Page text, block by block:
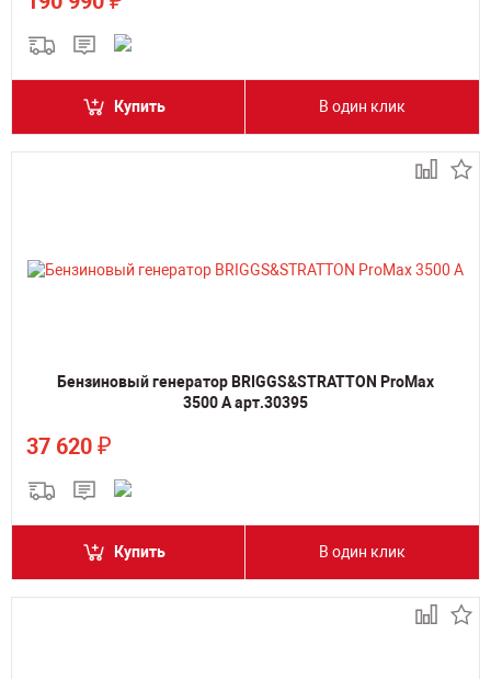
Купить В один клик
Бензиновый генератор BRIGGS&STRATTON ProMax
3500 A арт.30395
37 620 ₽
Купить В один клик